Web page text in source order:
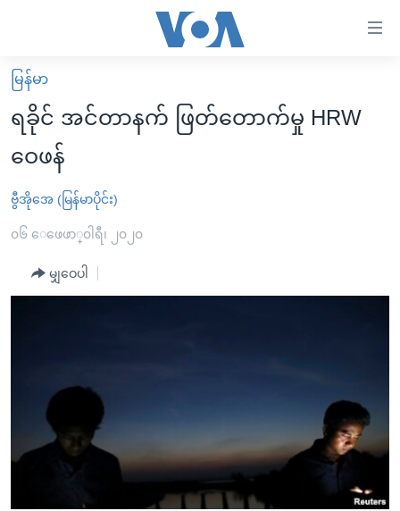
လွယ်ကူ
စေ
များ
ပင်မ
စာမျက်နှာ
မူလစာမျက်နှာ
မြန်မာ
ကမ္ဘာ့သတင်းများ
နိုင်ငံတကာ
အစ္စရေး-ပါလက်စတိုင်း
ဗွီဒီယို
သတင်းလွတ်လပ်ခွင့်
အင်္ဂလိပ်စာလေ့လာမယ်
ရုပ်ရှင်ထဲက အင်္ဂလိပ်စာ
သုတပဒေသာ အင်္ဂလိပ်စာ
ရေဒီယို/တီဗွီအစီအစဉ်
Learning English
ဗွီအိုအေ လူမှုကွန်ယက်များ
မြန်မာ
ရခိုင် အင်တာနက် ဖြတ်တောက်မှု HRW
ဝေဖန်
ဗွီအိုအေ (မြန်မာပိုင်း)
၀၆ ေဖေဖာ္၀ါရီ၊ ၂၀၂၀
မျှဝေပါ